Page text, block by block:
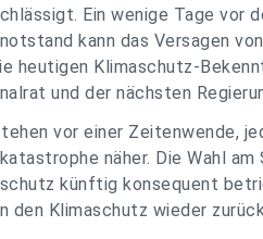
Ein wenige Tage vor
kann das Versagen
heutigen Klimaschutz-
und der nächsten
vor einer Zeitenwende,
näher. Die Wahl
künftig konsequent
den Klimaschutz wieder